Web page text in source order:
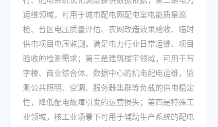
运维领域，可用于城市配电网配电室电能质量巡
检、台区电压质量评估、农网改造效果验收、临时
供电项目电压监测，满足电力行业日常运维、项目
验收的检测需求；第三是建筑楼宇领域，可用于写
字楼、商业综合体、数据中心的机电配电运维，监
测公共照明、空调、服务器集群等负载的供电稳定
性，降低配电故障引发的运营损失；第四是特殊工
业领域，核工业场景下可用于辅助生产系统的配电